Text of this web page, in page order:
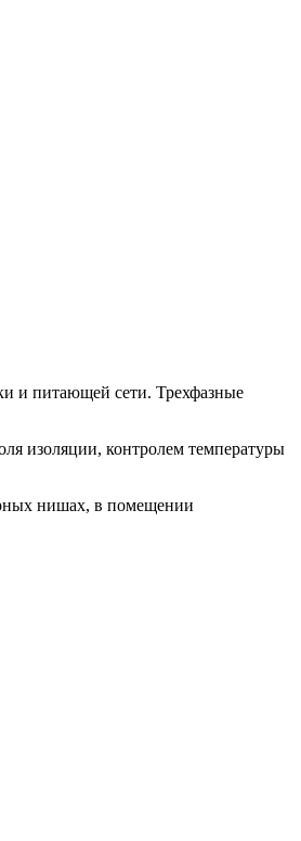
и питающей сети. Трехфазные
изоляции, контролем температуры
нишах, в помещении